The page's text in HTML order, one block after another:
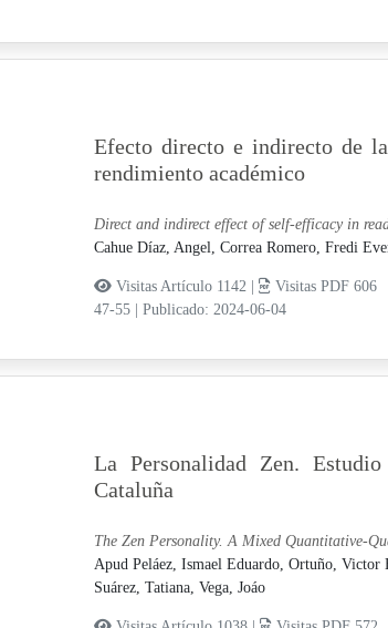
Efecto directo e indirecto de
rendimiento académico
Direct and indirect effect of self-efficacy in
Cahue Díaz, Angel, Correa Romero, Fredi
Visitas Artículo 1142 |
Visitas PDF 606
47-55
Publicado: 2024-06-04
La Personalidad Zen.
Cataluña
The Zen Personality. A Mixed Quantitative-
Apud Peláez, Ismael Eduardo, Ortuño, Victor
Suárez, Tatiana, Vega, Joáo